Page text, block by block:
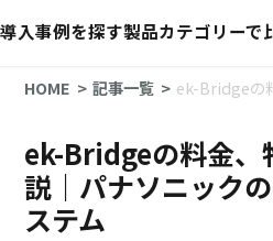
導入事例を探す製品カテゴリーで
HOME 記事一覧 ek-Bridgeの
ek-Bridgeの料金、
説｜パナソニック
ステム